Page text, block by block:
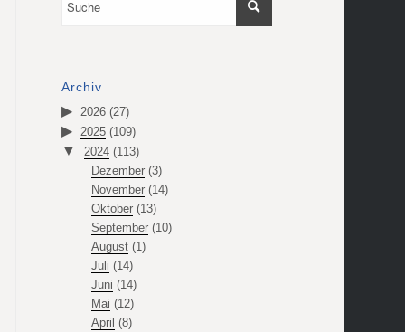
Archiv
2026 (27)
2025 (109)
2024 (113)
Dezember(3)
November(14)
Oktober(13)
September(10)
August(1)
Juli (14)
Juni (14)
Mai (12)
April (8)